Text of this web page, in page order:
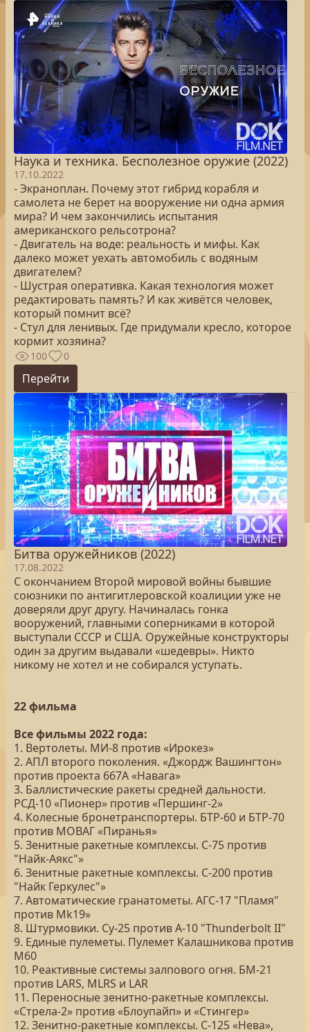
Наука и техника. Бесполезное оружие (2022)
17.10.2022
- Экраноплан. Почему этот гибрид корабля и
самолета не берет на вооружение ни одна армия
мира? И чем закончились испытания
американского рельсотрона?
- Двигатель на воде: реальность и мифы. Как
далеко может уехать автомобиль с водяным
двигателем?
- Шустрая оперативка. Какая технология может
редактировать память? И как живётся человек,
который помнит всё?
- Стул для ленивых. Где придумали кресло, которое
кормит хозяина?
100 0
Перейти
Битва оружейников (2022)
17.08.2022
С окончанием Второй мировой войны бывшие
союзники по антигитлеровской коалиции уже не
доверяли друг другу. Начиналась гонка
вооружений, главными соперниками в которой
выступали СССР и США. Оружейные конструкторы
один за другим выдавали «шедевры». Никто
никому не хотел и не собирался уступать.
22 фильма
Все фильмы 2022 года:
1. Вертолеты. МИ-8 против «Ирокез»
2. АПЛ второго поколения. «Джордж Вашингтон»
против проекта 667А «Навага»
3. Баллистические ракеты средней дальности.
РСД-10 «Пионер» против «Першинг-2»
4. Колесные бронетранспортеры. БТР-60 и БТР-70
против МОВАГ «Пиранья»
5. Зенитные ракетные комплексы. С-75 против
"Найк-Аякс"»
6. Зенитные ракетные комплексы. С-200 против
"Найк Геркулес"»
7. Автоматические гранатометы. АГС-17 "Пламя"
против Mk19»
8. Штурмовики. Су-25 против A-10 "Thunderbolt II"
9. Единые пулеметы. Пулемет Калашникова против
М60
10. Реактивные системы залпового огня. БМ-21
против LARS, MLRS и LAR
11. Переносные зенитно-ракетные комплексы.
«Стрела-2» против «Блоупайп» и «Стингер»
12. Зенитно-ракетные комплексы. С-125 «Нева»,